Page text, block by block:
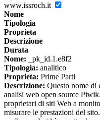
www.issroch.it
Nome
Tipologia
Proprieta
Descrizione
Durata
Nome: _pk_id.1.e8f2
Tipologia: analitico
Proprieta: Prime Parti
Descrizione: Questo nome di
analisi web open source
proprietari di siti Web a
misurare le prestazioni del